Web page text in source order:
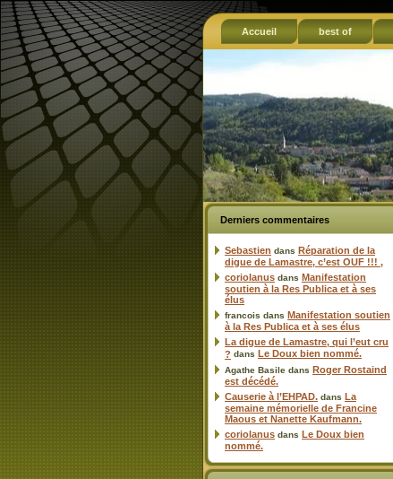
Accueil best of
Derniers commentaires
Sebastien dans Réparation de la
digue de Lamastre, c’est OUF !!! ,
coriolanus dans Manifestation
soutien à la Res Publica et à ses
élus
francois dans Manifestation soutien
à la Res Publica et à ses élus
La digue de Lamastre, qui l’eut cru
? dans Le Doux bien nommé.
Agathe Basile dans Roger Rostaind
est décédé.
Causerie à l’EHPAD. dans La
semaine mémorielle de Francine
Maous et Nanette Kaufmann.
coriolanus dans Le Doux bien
nommé.